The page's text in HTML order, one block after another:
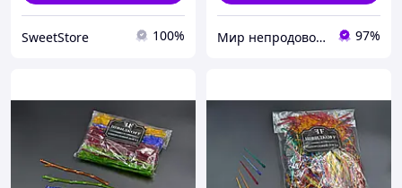
SweetStore 100% Мир непродовольственных товаров 97%